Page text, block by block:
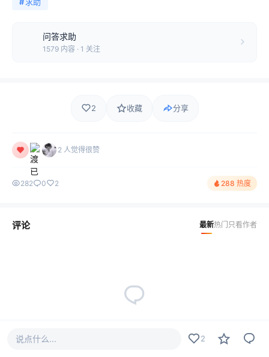
问答求助
1579 内容 · 1 关注
2 收藏 分享
2 人觉得很赞
282 0 2 288 热度
评论 最新热门 只看作者
说点什么... 2